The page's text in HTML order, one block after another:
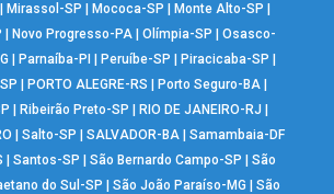
Mirassol-SP Mococa-SP Monte Alto-SP
Novo Progresso-PA |Olímpia-SP |Osasco-
Parnaíba-PI Peruíbe-SP Piracicaba-SP
PORTO ALEGRE-RS Porto Seguro-BA
Ribeirão Preto-SP RIO DE JANEIRO-RJ
Salto-SP SALVADOR-BA| Samambaia-DF
|Santos-SP |São Bernardo Campo-SP |São
do Sul-SP |São João Paraíso-MG |São